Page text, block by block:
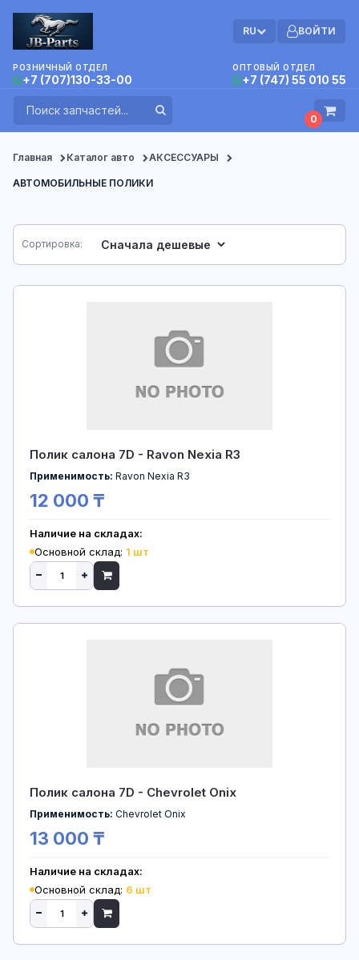
RU ВОЙТИ
РОЗНИЧНЫЙ ОТДЕЛ
+7 (707)130-33-00
ОПТОВЫЙ ОТДЕЛ
+7 (747) 55 010 55
0
Главная Каталог авто АКСЕССУАРЫ
АВТОМОБИЛЬНЫЕ ПОЛИКИ
Сортировка:
Полик салона 7D - Ravon Nexia R3
Применимость: Ravon Nexia R3
12 000 ₸
Наличие на складах:
Основной склад: 1 шт
Полик салона 7D - Chevrolet Onix
Применимость: Chevrolet Onix
13 000 ₸
Наличие на складах:
Основной склад: 6 шт